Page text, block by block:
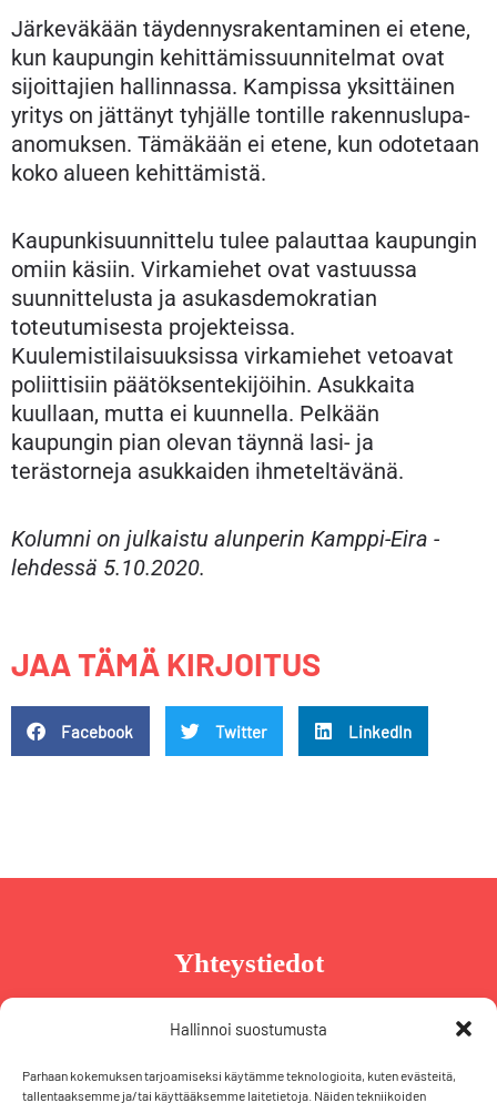
Hallinnoi suostumusta
Parhaan kokemuksen tarjoamiseksi käytämme teknologioita, kuten evästeitä,
tallentaaksemme ja/tai käyttääksemme laitetietoja. Näiden tekniikoiden
Järkeväkään täydennysrakentaminen ei etene,
kun kaupungin kehittämissuunnitelmat ovat
sijoittajien hallinnassa. Kampissa yksittäinen
yritys on jättänyt tyhjälle tontille rakennuslupa-
anomuksen. Tämäkään ei etene, kun odotetaan
koko alueen kehittämistä.
Kaupunkisuunnittelu tulee palauttaa kaupungin
omiin käsiin. Virkamiehet ovat vastuussa
suunnittelusta ja asukasdemokratian
toteutumisesta projekteissa.
Kuulemistilaisuuksissa virkamiehet vetoavat
poliittisiin päätöksentekijöihin. Asukkaita
kuullaan, mutta ei kuunnella. Pelkään
kaupungin pian olevan täynnä lasi- ja
terästorneja asukkaiden ihmeteltävänä.
Kolumni on julkaistu alunperin Kamppi-Eira -
lehdessä 5.10.2020.
JAA TÄMÄ KIRJOITUS
Facebook Twitter LinkedIn
Yhteystiedot
Taru Reinikainen
taru@tarureinikainen.fi